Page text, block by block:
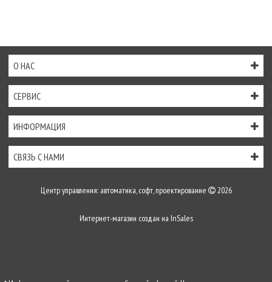
О НАС
СЕРВИС
ИНФОРМАЦИЯ
СВЯЗЬ С НАМИ
Центр управления: автоматика, софт, проектирование 2026
Интернет-магазин создан на InSales